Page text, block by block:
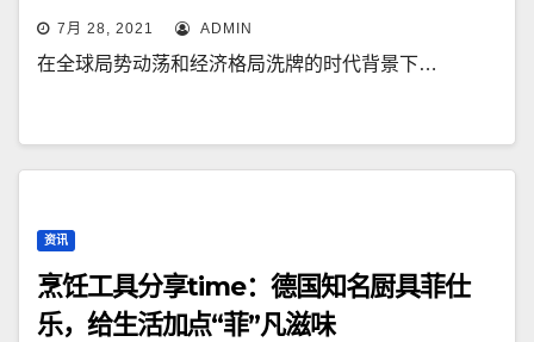
7月 28, 2021 ADMIN
在全球局势动荡和经济格局洗牌的时代背景下…
资讯
烹饪工具分享time：德国知名厨具菲仕
乐，给生活加点“菲”凡滋味